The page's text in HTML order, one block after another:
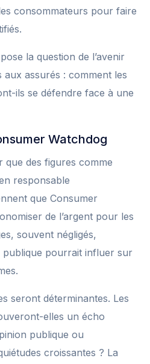
consommateurs pour faire
la question de l’avenir
assurés : comment les
ils se défendre face à une
Watchdog
que des figures comme
responsable
que Consumer
de l’argent pour les
souvent négligés,
publique pourrait influer sur
seront déterminantes. Les
elles un écho
publique ou
croissantes ? La